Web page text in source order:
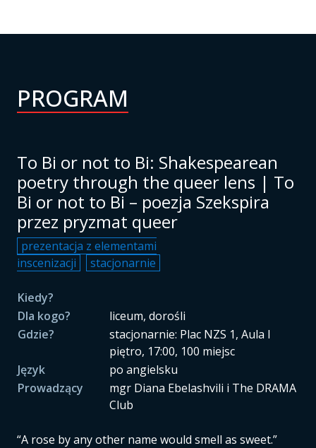
PROGRAM
To Bi or not to Bi: Shakespearean
poetry through the queer lens | To
Bi or not to Bi – poezja Szekspira
przez pryzmat queer
prezentacja z elementami
inscenizacji
stacjonarnie
Kiedy?
Dla kogo?
liceum, dorośli
Gdzie?
stacjonarnie: Plac NZS 1, Aula I
piętro, 17:00, 100 miejsc
Język
po angielsku
Prowadzący
mgr Diana Ebelashvili i The DRAMA
Club
“A rose by any other name would smell as sweet.”